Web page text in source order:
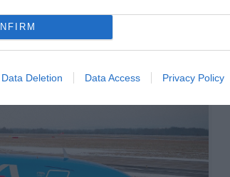
Data Deletion Data Access Privacy Policy
Airlines, et faire de Rome-Fiumicino
italien.